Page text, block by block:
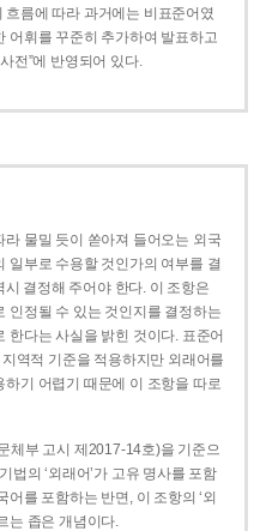
름에 따라 과거에는 비표준어였
어휘를 꾸준히 추가하여 발표하고
전”에 반영되어 있다.
물밀 듯이 쏟아져 들어오는 외국
일부로 수용할 것인가의 여부를 결
결정해 주어야 한다. 이 조항은
인정될 수 있는 것인지를 결정하는
한다는 사실을 밝힌 것이다. 표준어
역적 기준을 적용하지만 외래어를
기 어렵기 때문에 이 조항을 따로
체부 고시 제2017-14호)을 기준으
법의 ‘외래어’가 고유 명사를 포함
를 포함하는 반면, 이 조항의 ‘외
는 좁은 개념이다.